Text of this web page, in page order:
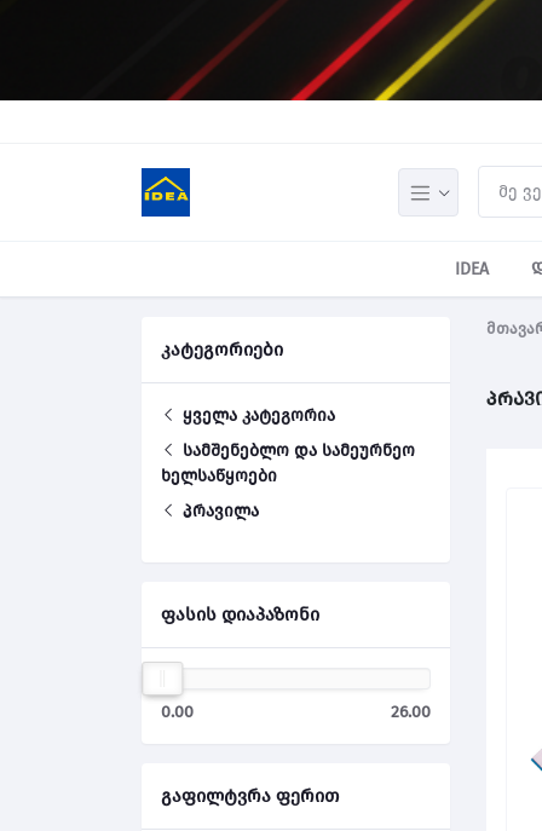
IDEA
კატეგორიები
ყველა კატეგორია
სამშენებლო და სამეურნეო
ხელსაწყოები
პრავილა
ფასის დიაპაზონი
0.00 26.00
გაფილტვრა ფერით